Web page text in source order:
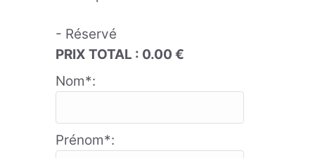
- Réservé
PRIX TOTAL : 0.00 €
Nom*:
Prénom*: